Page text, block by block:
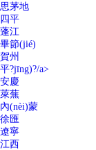
思茅地
四平
蓬江
畢節(jié)
賀州
平?jīng)?/a>
安慶
萊蕪
內(nèi)蒙
徐匯
遼寧
江西